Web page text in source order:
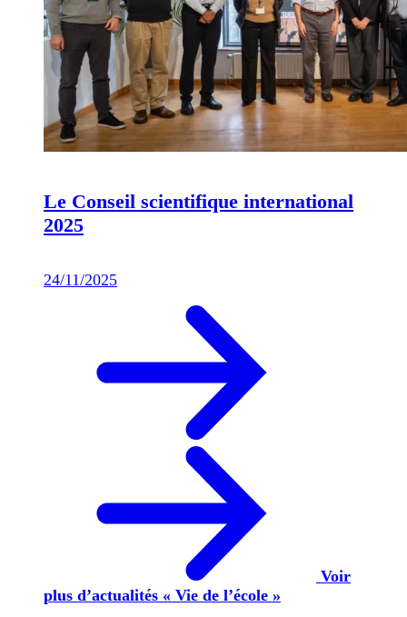
Le Conseil scientifique international
2025
24/11/2025
Voir
plus d’actualités « Vie de l’école »